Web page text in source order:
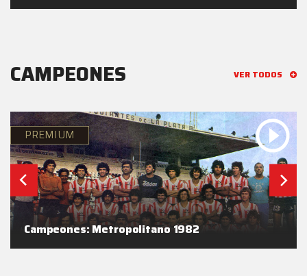
CAMPEONES VER TODOS
PREMIUM
Campeones: Metropolitano 1982